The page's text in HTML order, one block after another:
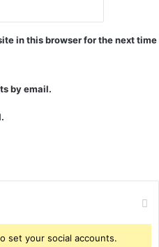
in this browser for the next time
by email.
set your social accounts.